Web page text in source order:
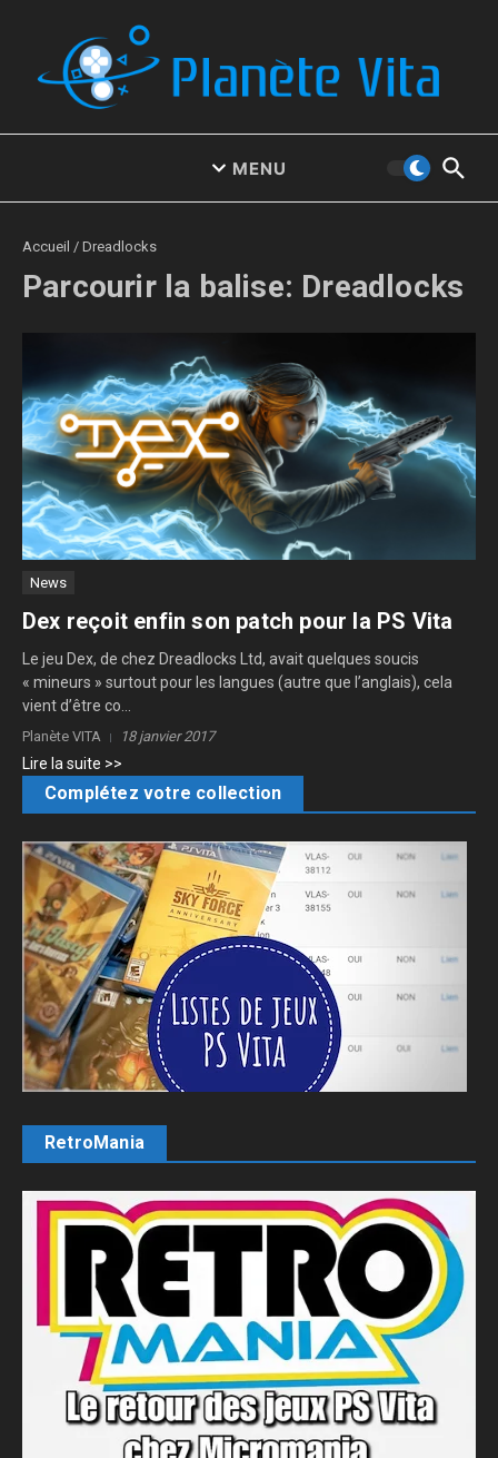
MENU
Accueil / Dreadlocks
Parcourir la balise: Dreadlocks
News
Dex reçoit enfin son patch pour la PS Vita
Le jeu Dex, de chez Dreadlocks Ltd, avait quelques soucis
« mineurs » surtout pour les langues (autre que l’anglais), cela
vient d’être co...
Planète VITA 18 janvier 2017
Lire la suite >>
Complétez votre collection
RetroMania